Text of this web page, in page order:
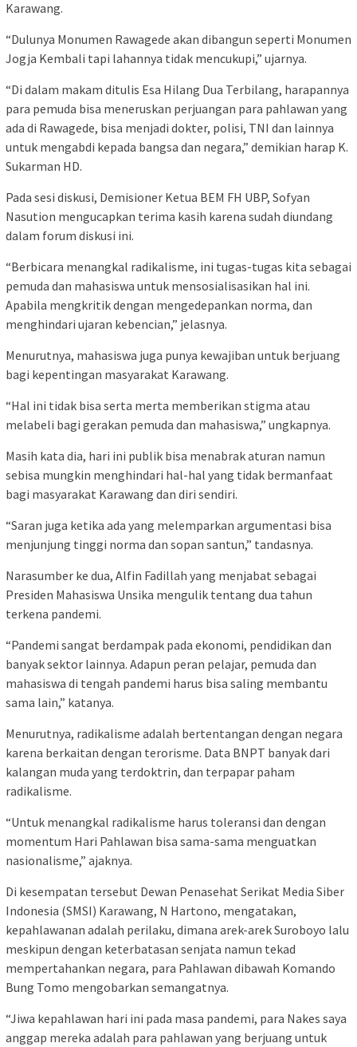
Karawang.
“Dulunya Monumen Rawagede akan dibangun seperti Monumen
Jogja Kembali tapi lahannya tidak mencukupi,” ujarnya.
“Di dalam makam ditulis Esa Hilang Dua Terbilang, harapannya
para pemuda bisa meneruskan perjuangan para pahlawan yang
ada di Rawagede, bisa menjadi dokter, polisi, TNI dan lainnya
untuk mengabdi kepada bangsa dan negara,” demikian harap K.
Sukarman HD.
Pada sesi diskusi, Demisioner Ketua BEM FH UBP, Sofyan
Nasution mengucapkan terima kasih karena sudah diundang
dalam forum diskusi ini.
“Berbicara menangkal radikalisme, ini tugas-tugas kita sebagai
pemuda dan mahasiswa untuk mensosialisasikan hal ini.
Apabila mengkritik dengan mengedepankan norma, dan
menghindari ujaran kebencian,” jelasnya.
Menurutnya, mahasiswa juga punya kewajiban untuk berjuang
bagi kepentingan masyarakat Karawang.
“Hal ini tidak bisa serta merta memberikan stigma atau
melabeli bagi gerakan pemuda dan mahasiswa,” ungkapnya.
Masih kata dia, hari ini publik bisa menabrak aturan namun
sebisa mungkin menghindari hal-hal yang tidak bermanfaat
bagi masyarakat Karawang dan diri sendiri.
“Saran juga ketika ada yang melemparkan argumentasi bisa
menjunjung tinggi norma dan sopan santun,” tandasnya.
Narasumber ke dua, Alfin Fadillah yang menjabat sebagai
Presiden Mahasiswa Unsika mengulik tentang dua tahun
terkena pandemi.
“Pandemi sangat berdampak pada ekonomi, pendidikan dan
banyak sektor lainnya. Adapun peran pelajar, pemuda dan
mahasiswa di tengah pandemi harus bisa saling membantu
sama lain,” katanya.
Menurutnya, radikalisme adalah bertentangan dengan negara
karena berkaitan dengan terorisme. Data BNPT banyak dari
kalangan muda yang terdoktrin, dan terpapar paham
radikalisme.
“Untuk menangkal radikalisme harus toleransi dan dengan
momentum Hari Pahlawan bisa sama-sama menguatkan
nasionalisme,” ajaknya.
Di kesempatan tersebut Dewan Penasehat Serikat Media Siber
Indonesia (SMSI) Karawang, N Hartono, mengatakan,
kepahlawanan adalah perilaku, dimana arek-arek Suroboyo lalu
meskipun dengan keterbatasan senjata namun tekad
mempertahankan negara, para Pahlawan dibawah Komando
Bung Tomo mengobarkan semangatnya.
“Jiwa kepahlawan hari ini pada masa pandemi, para Nakes saya
anggap mereka adalah para pahlawan yang berjuang untuk